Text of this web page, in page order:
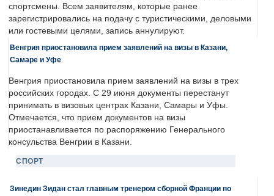
спортсмены. Всем заявителям, которые ранее
зарегистрировались на подачу с туристическими, деловыми
или гостевыми целями, запись аннулируют.
Венгрия приостановила прием заявлений на визы в Казани,
Самаре и Уфе
Венгрия приостановила прием заявлений на визы в трех
российских городах. С 29 июня документы перестанут
принимать в визовых центрах Казани, Самары и Уфы.
Отмечается, что прием документов на визы
приостанавливается по распоряжению Генерального
консульства Венгрии в Казани.
СПОРТ
Зинедин Зидан стал главным тренером сборной Франции по